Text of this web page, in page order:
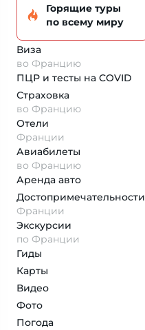
Горящие туры
по всему миру
Виза
во Францию
ПЦР и тесты на COVID
Страховка
во Францию
Отели
Франции
Авиабилеты
во Францию
Аренда авто
Достопримеча­тельности
Франции
Экскурсии
по Франции
Гиды
Карты
Видео
Фото
Погода